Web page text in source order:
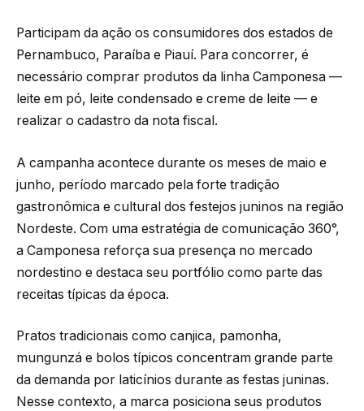
Participam da ação os consumidores dos estados de
Pernambuco, Paraíba e Piauí. Para concorrer, é
necessário comprar produtos da linha Camponesa —
leite em pó, leite condensado e creme de leite — e
realizar o cadastro da nota fiscal.
A campanha acontece durante os meses de maio e
junho, período marcado pela forte tradição
gastronômica e cultural dos festejos juninos na região
Nordeste. Com uma estratégia de comunicação 360°,
a Camponesa reforça sua presença no mercado
nordestino e destaca seu portfólio como parte das
receitas típicas da época.
Pratos tradicionais como canjica, pamonha,
mungunzá e bolos típicos concentram grande parte
da demanda por laticínios durante as festas juninas.
Nesse contexto, a marca posiciona seus produtos